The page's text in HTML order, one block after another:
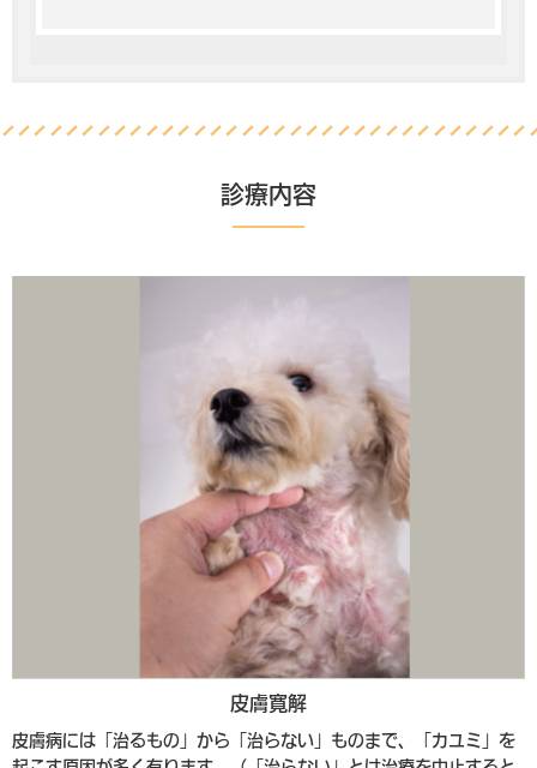
診療内容
皮膚寛解
皮膚病には「治るもの」から「治らない」ものまで、「カユミ」を